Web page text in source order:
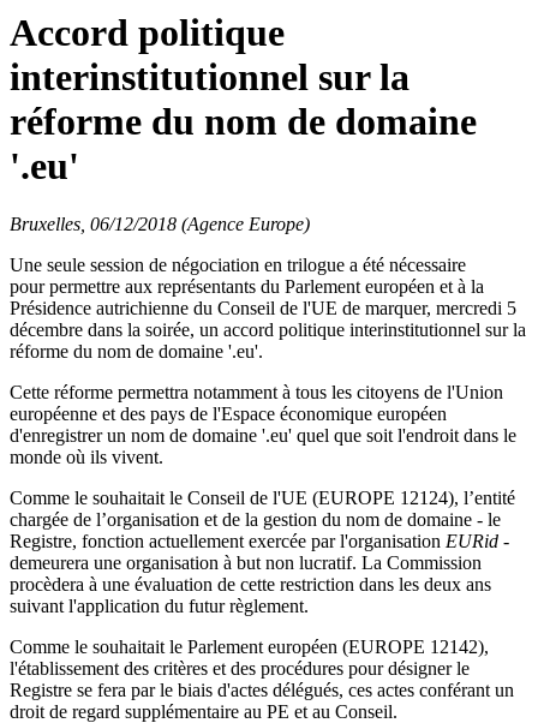
Accord politique
interinstitutionnel sur la
réforme du nom de domaine
'.eu'
Bruxelles, 06/12/2018 (Agence Europe)
Une seule session de négociation en trilogue a été nécessaire
pour permettre aux représentants du Parlement européen et à la
Présidence autrichienne du Conseil de l'UE de marquer, mercredi 5
décembre dans la soirée, un accord politique interinstitutionnel sur la
réforme du nom de domaine '.eu'.
Cette réforme permettra notamment à tous les citoyens de l'Union
européenne et des pays de l'Espace économique européen
d'enregistrer un nom de domaine '.eu' quel que soit l'endroit dans le
monde où ils vivent.
Comme le souhaitait le Conseil de l'UE (EUROPE 12124), l’entité
chargée de l’organisation et de la gestion du nom de domaine - le
Registre, fonction actuellement exercée par l'organisation EURid -
demeurera une organisation à but non lucratif. La Commission
procèdera à une évaluation de cette restriction dans les deux ans
suivant l'application du futur règlement.
Comme le souhaitait le Parlement européen (EUROPE 12142),
l'établissement des critères et des procédures pour désigner le
Registre se fera par le biais d'actes délégués, ces actes conférant un
droit de regard supplémentaire au PE et au Conseil.